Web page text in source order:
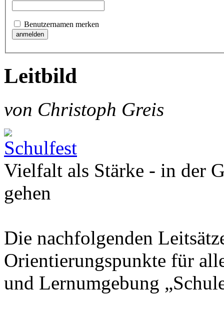
Benutzernamen merken
Leitbild
von Christoph Greis
Vielfalt als Stärke - in der
gehen
Die nachfolgenden
Orientierungspunkte für
und Lernumgebung